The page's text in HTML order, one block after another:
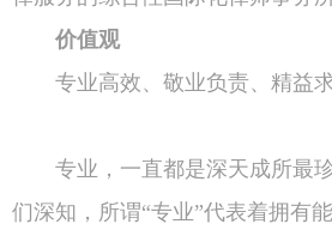
价值观
专业高效、敬业负责、精益
专业，一直都是深天成所最
们深知，所谓“专业”代表着拥有